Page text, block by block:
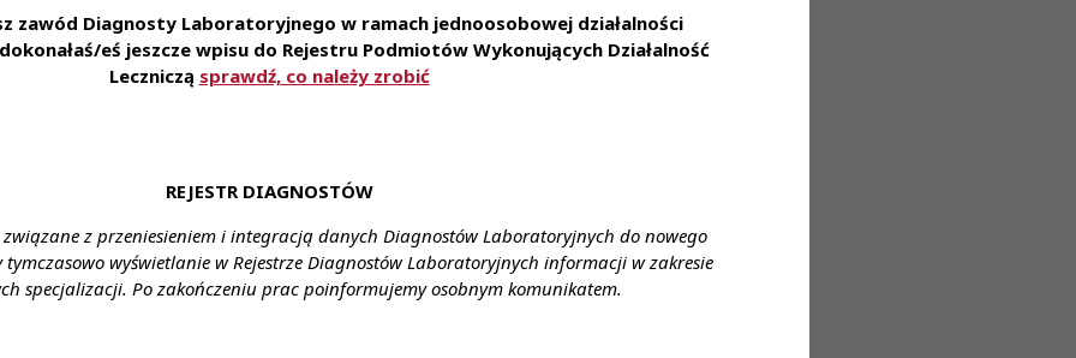
zawód Diagnosty Laboratoryjnego w ramach jednoosobowej działalności
eś jeszcze wpisu do Rejestru Podmiotów Wykonujących Działalność
Leczniczą sprawdź, co należy zrobić
REJESTR DIAGNOSTÓW
z przeniesieniem i integracją danych Diagnostów Laboratoryjnych do nowego
tymczasowo wyświetlanie w Rejestrze Diagnostów Laboratoryjnych informacji w zakresie
specjalizacji. Po zakończeniu prac poinformujemy osobnym komunikatem.
za pośrednictwem formularza:link
Warszawa
umowa o pracę/umowa zlecenie wg preferencji kandydata
cały etat
laboratoryjny